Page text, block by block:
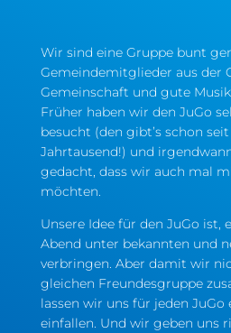
Wir sind eine Gruppe bunt
Gemeindemitglieder aus der
Gemeinschaft und gute
Früher haben wir den JuGo
besucht (den gibt’s schon
Jahrtausend!) und
gedacht, dass wir auch mal
möchten.
Unsere Idee für den JuGo ist,
Abend unter bekannten und
verbringen. Aber damit wir
gleichen Freundesgruppe
lassen wir uns für jeden JuGo
einfallen. Und wir geben uns